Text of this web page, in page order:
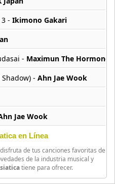
- Ikimono Gakari
- Maximun The Hormone
- Ahn Jae Wook
Jae Wook
Fu Generation
en Línea
de tus canciones favoritas de
de la industria musical y
tiene para ofrecer.